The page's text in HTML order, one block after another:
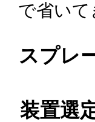
で省い
スプレ
装置選